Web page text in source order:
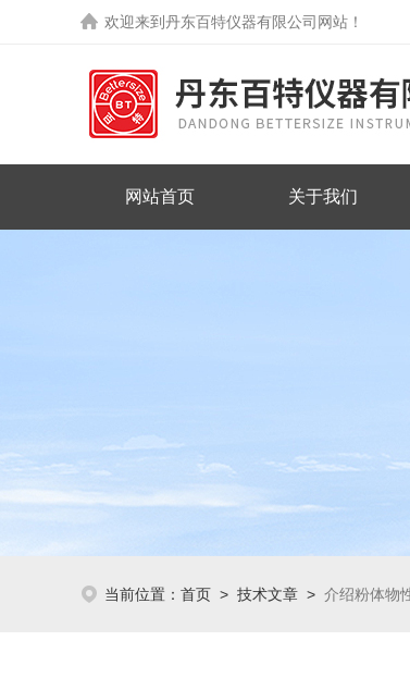
欢迎来到丹东百特仪器有限公司网站！
网站首页 关于我们
当前位置： 首页 > 技术文章 > 介绍粉体物